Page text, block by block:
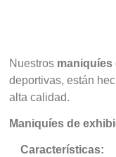
Nuestros maniquíes
deportivas, están
alta calidad.
Maniquíes de
Características: